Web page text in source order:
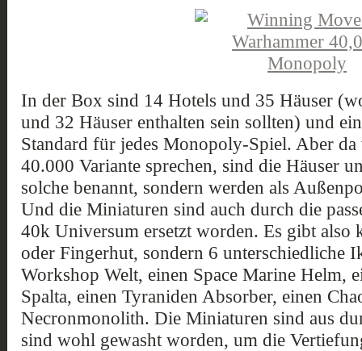
In der Box sind 14 Hotels und 35 Häuser
und 32 Häuser enthalten sein sollten) und
Standard für jedes Monopoly-Spiel. Aber
40.000 Variante sprechen, sind die Häuser
solche benannt, sondern werden als
Und die Miniaturen sind auch durch die
40k Universum ersetzt worden. Es gibt also
oder Fingerhut, sondern 6 unterschiedliche
Workshop Welt, einen Space Marine Helm,
Spalta, einen Tyraniden Absorber, einen
Necronmonolith. Die Miniaturen sind aus
sind wohl gewasht worden, um die